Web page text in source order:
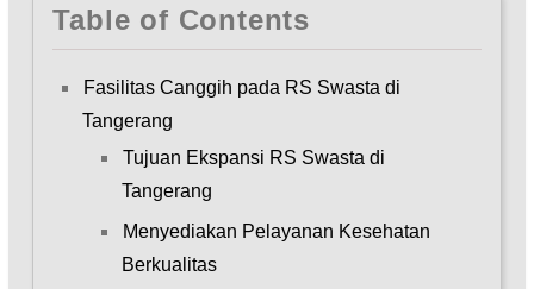
Table of Contents
Fasilitas Canggih pada RS Swasta di
Tangerang
Tujuan Ekspansi RS Swasta di
Tangerang
Menyediakan Pelayanan Kesehatan
Berkualitas